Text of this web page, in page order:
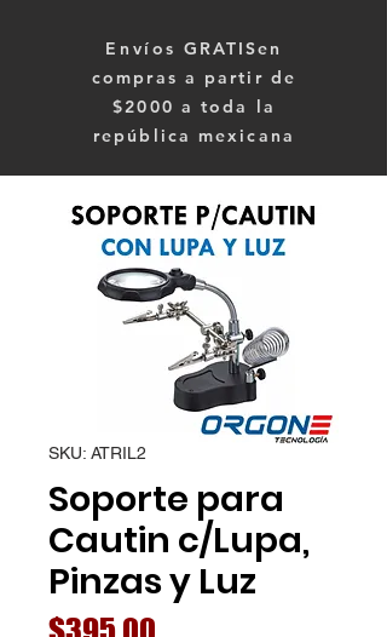
Envíos GRATISen
compras a partir de
$2000 a toda la
república mexicana
SKU: ATRIL2
Soporte para
Cautin c/Lupa,
Pinzas y Luz